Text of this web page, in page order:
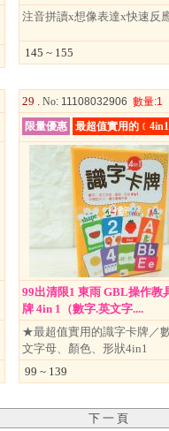
注音拼讀x想像表達x快速反
145 ~ 155
29 . No: 11108032906 數量:1
限量優惠
最超值實用的
99出清限1 東雨 GBL操作教
牌 4in 1（數字.英文字....
★最超值實用的識字卡牌／
文字母、顏色、形狀4in1
99 ~ 139